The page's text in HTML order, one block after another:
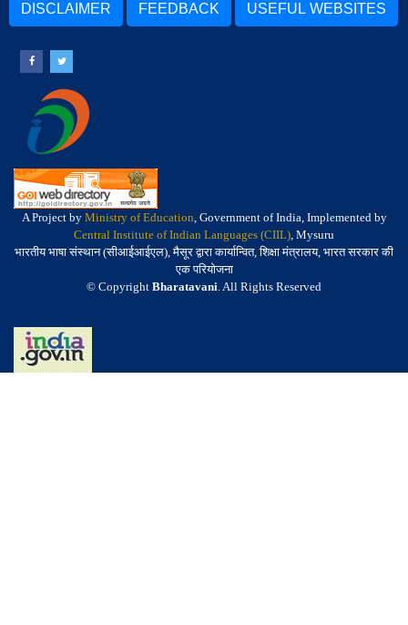
DISCLAIMER FEEDBACK USEFUL WEBSITES
A Project by Ministry of Education, Government of India, Implemented by
Central Institute of Indian Languages (CIIL), Mysuru
भारतीय भाषा संस्थान (सीआईआईएल), मैसूर द्वारा कार्यान्वित, शिक्षा मंत्रालय, भारत सरकार की
एक परियोजना
© Copyright Bharatavani. All Rights Reserved